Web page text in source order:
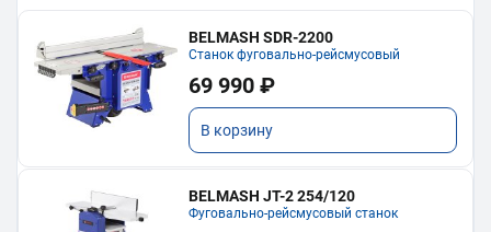
BELMASH SDR-2200
Станок фуговально-рейсмусовый
69 990 ₽
В корзину
BELMASH JT-2 254/120
Фуговально-рейсмусовый станок